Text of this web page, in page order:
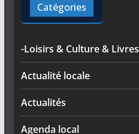
Catégories
-Loisirs & Culture & Livres
Actualité locale
Actualités
Agenda local